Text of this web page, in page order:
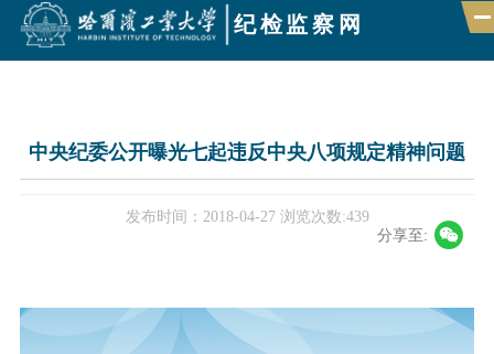
纪检监察网
首页
分享至:
中央纪委公开曝光七起违反中央八项规定精神问题
发布时间：2018-04-27 浏览次数:439